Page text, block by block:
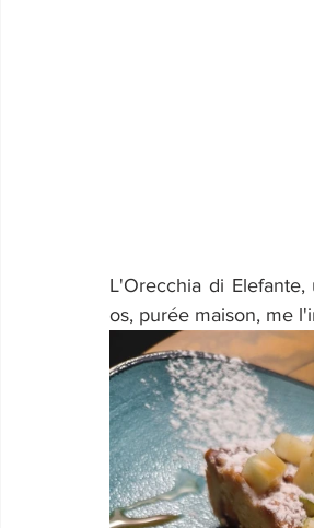
L'Orecchia di
os, purée maison, me